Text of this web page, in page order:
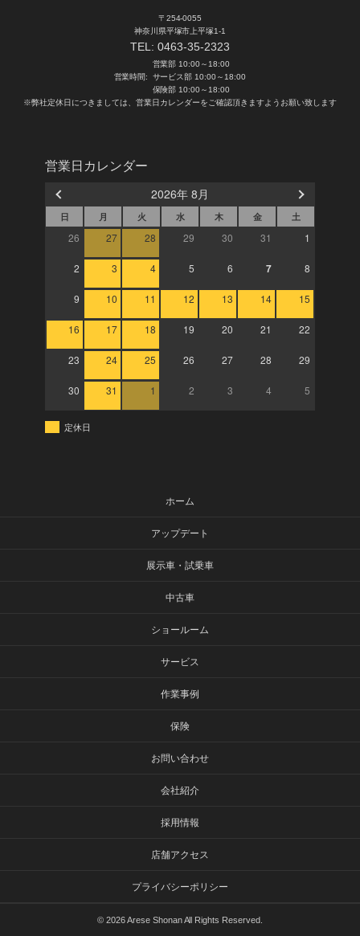
〒254-0055
神奈川県平塚市上平塚1-1
TEL:0463-35-2323
営業時間:
営業部 10:00～18:00
サービス部 10:00～18:00
保険部 10:00～18:00
※弊社定休日につきましては、営業日カレンダーをご確認頂きますようお願い致します
営業日カレンダー
2026年 8月
日 月 火 水 木 金 土
26 27 28 29 30 31 1
2 3 4 5 6 7 8
9 10 11 12 13 14 15
16 17 18 19 20 21 22
23 24 25 26 27 28 29
30 31 1 2 3 4 5
定休日
ホーム
アップデート
展示車・試乗車
中古車
ショールーム
サービス
作業事例
保険
お問い合わせ
会社紹介
採用情報
店舗アクセス
プライバシーポリシー
© 2026 Arese Shonan All Rights Reserved.